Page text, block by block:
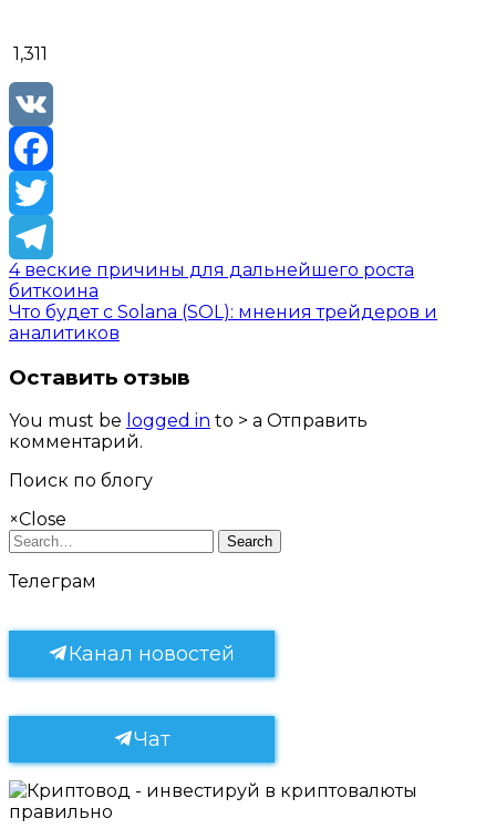
1,311
VK
Facebook
Twitter
Telegram
4 веские причины для дальнейшего роста
биткоина
Что будет с Solana (SOL): мнения трейдеров и
аналитиков
Оставить отзыв
You must be logged in to > a Отправить
комментарий.
Поиск по блогу
×Close
Search
Телеграм
Канал новостей
Чат